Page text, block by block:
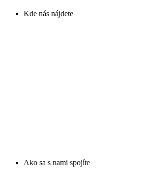
Kde nás nájdete
Ako sa s nami spojíte